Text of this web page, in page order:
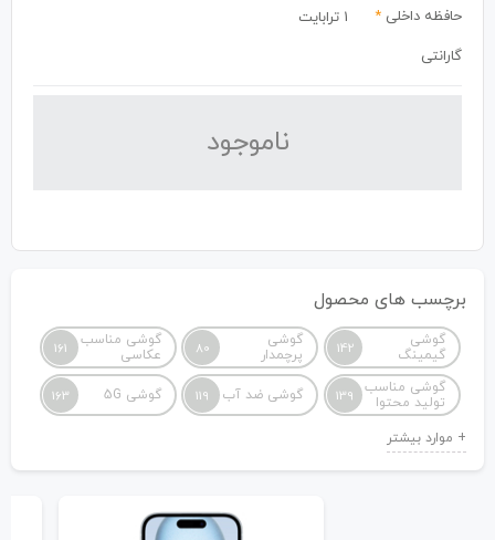
حافظه داخلی *
1 ترابایت
گارانتی
نا‌موجود
برچسب های محصول
گوشی
گیمینگ
142
گوشی
پرچمدار
80
گوشی مناسب
عکاسی
161
گوشی مناسب
تولید محتوا
139 گوشی ضد آب 119 گوشی 5G 163